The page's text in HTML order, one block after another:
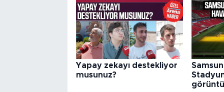
Yapay zekayı destekliyor
musunuz?
Samsun